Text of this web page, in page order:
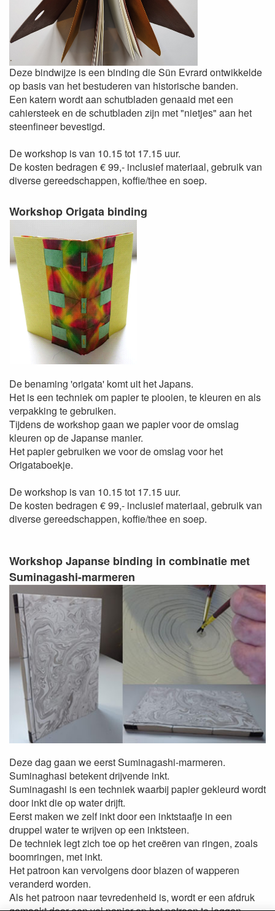
Deze bindwijze is een binding die Sün Evrard ontwikkelde
op basis van het bestuderen van historische banden.
Een katern wordt aan schutbladen genaaid met een
cahiersteek en de schutbladen zijn met "nietjes" aan het
steenfineer bevestigd.
De workshop is van 10.15 tot 17.15 uur.
De kosten bedragen € 99,- inclusief materiaal, gebruik van
diverse gereedschappen, koffie/thee en soep.
Workshop Origata binding
De benaming 'origata' komt uit het Japans.
Het is een techniek om papier te plooien, te kleuren en als
verpakking te gebruiken.
Tijdens de workshop gaan we papier voor de omslag
kleuren op de Japanse manier.
Het papier gebruiken we voor de omslag voor het
Origataboekje.
De workshop is van 10.15 tot 17.15 uur.
De kosten bedragen € 99,- inclusief materiaal, gebruik van
diverse gereedschappen, koffie/thee en soep.
Workshop Japanse binding in combinatie met
Suminagashi-marmeren
Deze dag gaan we eerst Suminagashi-marmeren.
Suminaghasi betekent drijvende inkt.
Suminagashi is een techniek waarbij papier gekleurd wordt
door inkt die op water drijft.
Eerst maken we zelf inkt door een inktstaafje in een
druppel water te wrijven op een inktsteen.
De techniek legt zich toe op het creëren van ringen, zoals
boomringen, met inkt.
Het patroon kan vervolgens door blazen of wapperen
veranderd worden.
Als het patroon naar tevredenheid is, wordt er een afdruk